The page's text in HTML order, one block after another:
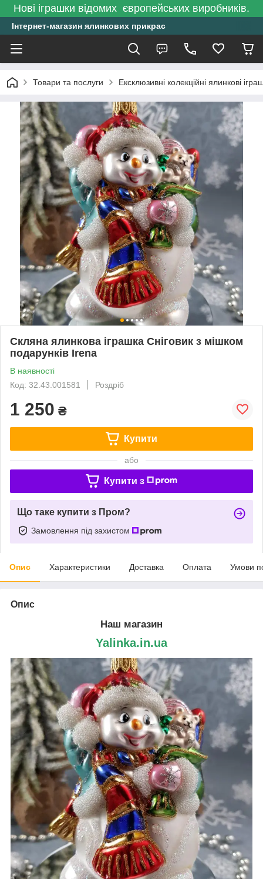
Нові іграшки відомих європейських виробників.
Інтернет-магазин ялинкових прикрас
Товари та послуги Ексклюзивні колекційні ялинкові
Скляна ялинкова іграшка Сніговик з мішком
подарунків Irena
В наявності
Код: 32.43.001581
Роздріб
1 250 ₴
Купити
або
Купити з
Що таке купити з Пром?
Замовлення під захистом
Опис Характеристики Доставка Оплата Умови
Опис
Наш магазин
Yalinka.in.ua